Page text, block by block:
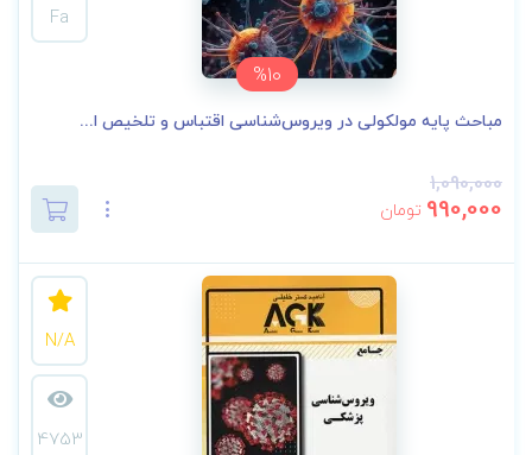
%10
Fa
مباحث پایه مولکولی در ویروس‌شناسی اقتباس و تلخیص ا...
1,090,000
990,000 تومان
N/A
4753